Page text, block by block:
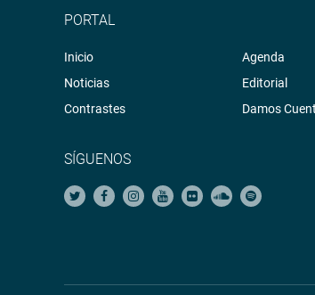
PORTAL
Inicio
Noticias
Contrastes
Agenda
Editorial
Damos
SÍGUENOS